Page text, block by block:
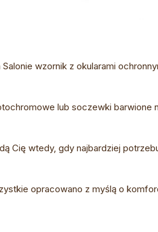
wzornik z okularami
lub soczewki barwione
Cię wtedy, gdy najbardziej
opracowano z myślą o